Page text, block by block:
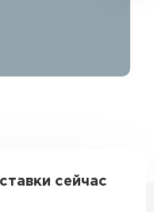
сейчас